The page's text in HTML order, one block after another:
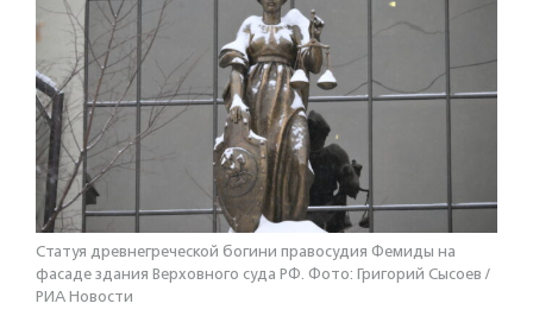
Статуя древнегреческой богини правосудия Фемиды на
фасаде здания Верховного суда РФ. Фото: Григорий Сысоев /
РИА Новости